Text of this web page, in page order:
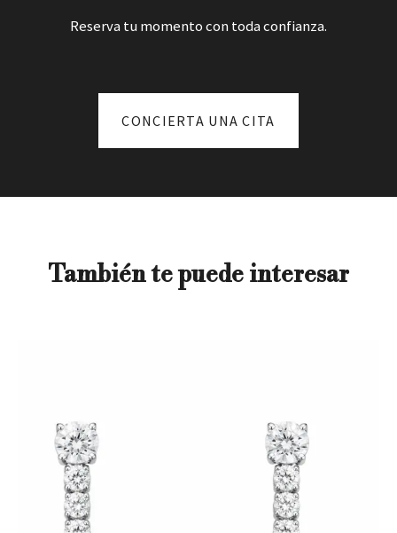
Reserva tu momento con toda confianza.
CONCIERTA UNA CITA
También te puede interesar